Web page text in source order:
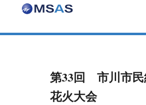
第33回 市川市
花火大会